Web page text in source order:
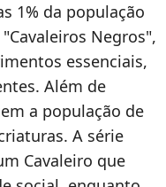
1% da população
Negros",
essenciais,
Além de
a população de
A série
Cavaleiro que